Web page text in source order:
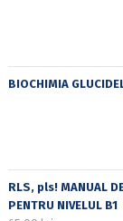
BIOCHIMIA
RLS, pls! MANUAL
PENTRU NIVELUL B1